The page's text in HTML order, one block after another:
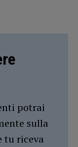
potrai
sulla
tu riceva